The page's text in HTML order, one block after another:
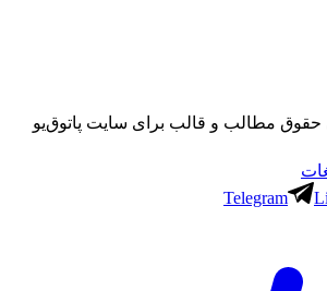
حقوق مطالب و قالب برای سایت پاتوق‌یو
Telegram